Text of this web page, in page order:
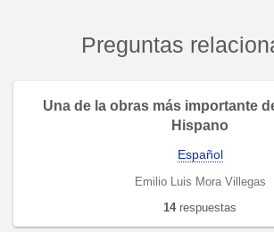
Preguntas
Una de la obras más importante
Hispano
Español
Emilio Luis Mora Villegas
14respuestas